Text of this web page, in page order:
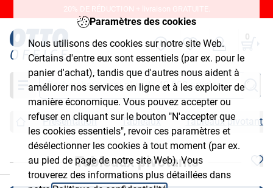
Paramètres des cookies
Nous utilisons des cookies sur notre site Web.
Certains d'entre eux sont essentiels (par ex. pour le
panier d'achat), tandis que d'autres nous aident à
améliorer nos services en ligne et à les exploiter de
manière économique. Vous pouvez accepter ou
refuser en cliquant sur le bouton "N'accepter que
les cookies essentiels", revoir ces paramètres et
désélectionner les cookies à tout moment (par ex.
au pied de page de notre site Web). Vous
trouverez des informations plus détaillées dans
20% DE RÉDUCTION + livraison GRATUITE.
0
Chercher
Présentation Tableaux Tableaux pivotants
Tableaux pivotants